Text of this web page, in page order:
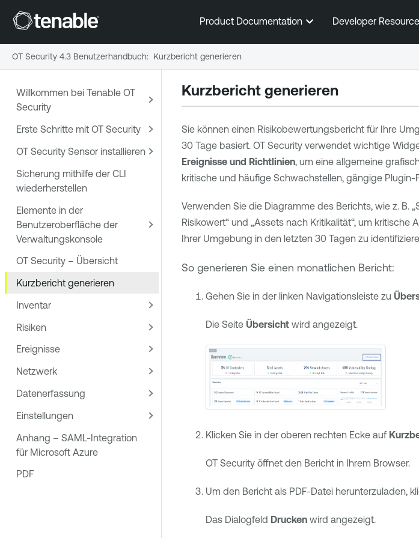
Zum
Product Documentation Developer
Willkommen bei Tenable OT
Security
Erste Schritte mit OT Security
OT Security Sensor installieren
Sicherung mithilfe der CLI
wiederherstellen
Elemente in der
Benutzeroberfläche der
Verwaltungskonsole
OT Security – Übersicht
Kurzbericht generieren
Inventar
Risiken
Ereignisse
Netzwerk
Datenerfassung
Einstellungen
Anhang – SAML-Integration
für Microsoft Azure
PDF
Kurzbericht generieren
Sie können einen Risikobewertungsbericht für Ihre
30 Tage basiert. OT Securityverwendet wichtige
Ereignisse und Richtlinien, um eine allgemeine
kritische und häufige Schwachstellen, gängige
Verwenden Sie die Diagramme des Berichts, wie z. B.
Risikowert“ und „Assets nach Kritikalität“, um
Ihrer Umgebung in den letzten 30 Tagen zu
So generieren Sie einen monatlichen Bericht:
Gehen Sie in der linken Navigationsleiste zu
Die Seite Übersichtwird angezeigt.
Klicken Sie in der oberen rechten Ecke auf
OT Securityöffnet den Bericht in Ihrem Browser.
Um den Bericht als PDF-Datei herunterzuladen,
Das Dialogfeld Druckenwird angezeigt.
OT Security 4.3 Benutzerhandbuch: Kurzbericht generieren